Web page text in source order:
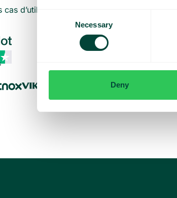
Consent
Necessary
Deny
cas d’utilisation pour votre équipe